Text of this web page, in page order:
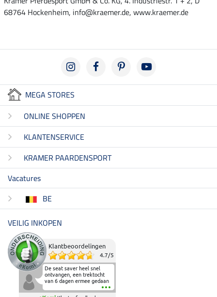
68764 Hockenheim, info@kraemer.de, www.kraemer.de
MEGA STORES
ONLINE SHOPPEN
KLANTENSERVICE
KRAMER PAARDENSPORT
Vacatures
BE
VEILIG INKOPEN
Klantbeoordelingen
4.7/5
De seat saver heel snel
ontvangen, een trektocht
van 6 dagen ermee gedaan
en deze heeft de beproeving
fantastisch doorstaan.